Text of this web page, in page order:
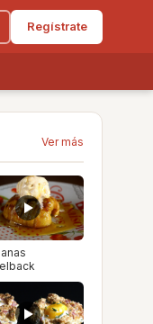
Regístrate
Ver más